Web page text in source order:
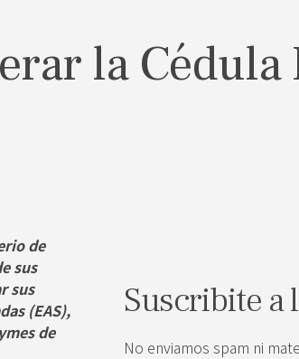
la
de
sus
sus
(EAS),
de
Suscribite a
No enviamos spam ni